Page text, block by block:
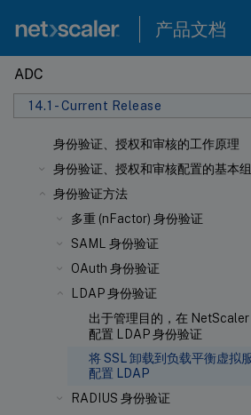
产品文档
ADC
14.1 - Current Release
身份验证、授权和审核的工作原理
身份验证、授权和审核配置的基本
身份验证方法
多重 (nFactor) 身份验证
SAML 身份验证
OAuth 身份验证
LDAP 身份验证
出于管理目的，在 NetScaler
配置 LDAP 身份验证
将 SSL 卸载到负载平衡虚拟
配置 LDAP
RADIUS 身份验证